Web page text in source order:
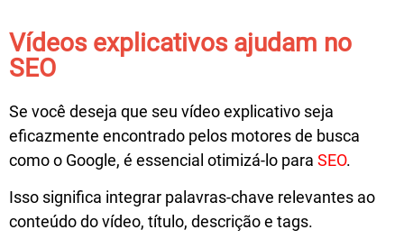
Vídeos explicativos ajudam no
SEO
Se você deseja que seu vídeo explicativo seja
eficazmente encontrado pelos motores de busca
como o Google, é essencial otimizá-lo para SEO.
Isso significa integrar palavras-chave relevantes ao
conteúdo do vídeo, título, descrição e tags.